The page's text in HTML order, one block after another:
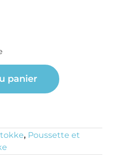
panier
, Poussette et